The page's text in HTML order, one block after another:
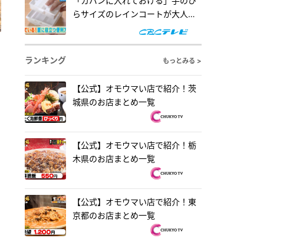
らサイズのレインコートが大人
気！「ダイソー」で買える夏の便
ランキング
もっとみる >
【公式】オモウマい店で紹介！茨
城県のお店まとめ一覧
【公式】オモウマい店で紹介！栃
木県のお店まとめ一覧
【公式】オモウマい店で紹介！東
京都のお店まとめ一覧